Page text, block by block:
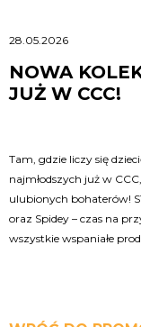
28.05.2026
NOWA
JUŻ W CCC!
Tam, gdzie liczy się
najmłodszych już w
ulubionych bohaterów!
oraz Spidey – czas na
wszystkie wspaniałe